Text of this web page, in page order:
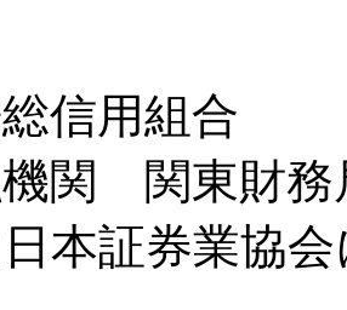
信用組合
関 関東財務
本証券業協